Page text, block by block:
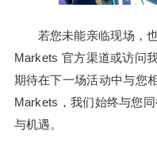
若您未能亲临现场，
Markets 官方渠道或访问
期待在下一场活动中与您
Markets，我们始终与您
与机遇。